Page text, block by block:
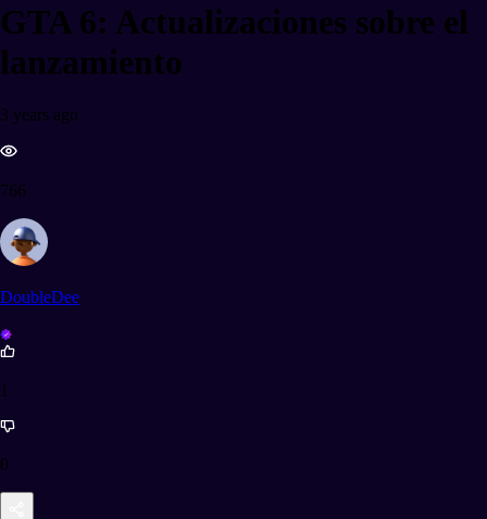
GTA 6: Actualizaciones sobre el
lanzamiento
3 years ago
766
DoubleDee
1
0